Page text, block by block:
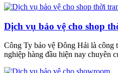
Dịch vụ bảo vệ cho shop
Công Ty bảo vệ Đông Hải là công
nghiệp hàng đầu hiện nay chuyên